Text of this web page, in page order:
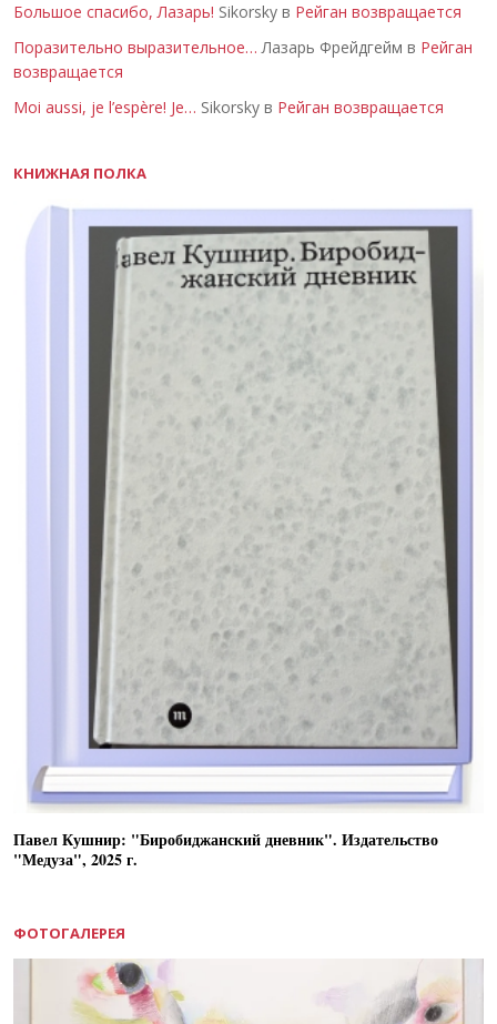
Большое спасибо, Лазарь! Sikorsky в Рейган возвращается
Поразительно выразительное… Лазарь Фрейдгейм в Рейган
возвращается
Moi aussi, je l’espère! Je… Sikorsky в Рейган возвращается
КНИЖНАЯ ПОЛКА
Павел Кушнир: "Биробиджанский дневник". Издательство
"Медуза", 2025 г.
ФОТОГАЛЕРЕЯ